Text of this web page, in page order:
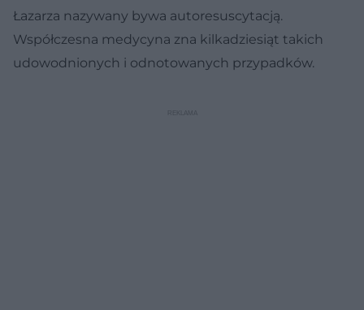
Łazarza nazywany bywa autoresuscytacją.
Współczesna medycyna zna kilkadziesiąt takich
udowodnionych i odnotowanych przypadków.